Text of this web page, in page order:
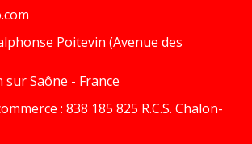
Poitevin (Avenue des
sur Saône - France
: 838 185 825 R.C.S. Chalon-